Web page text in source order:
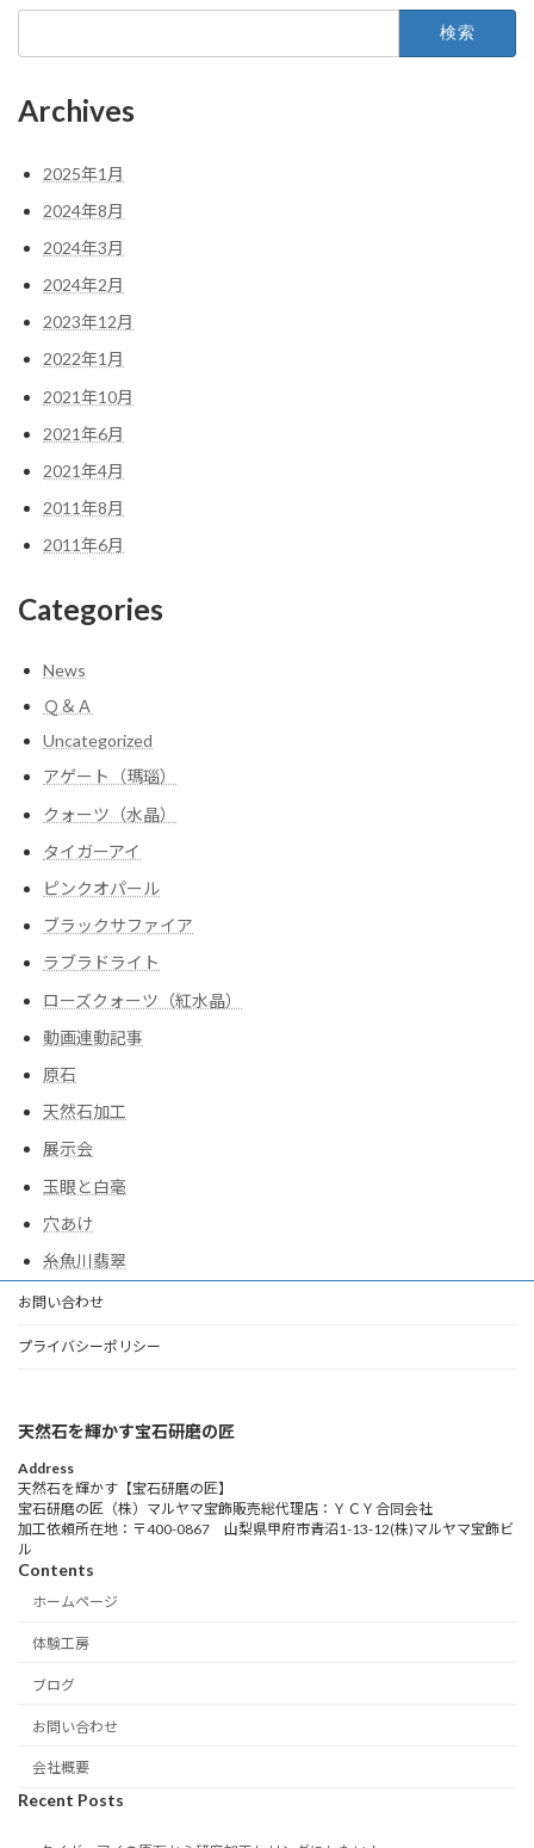
Archives
2025年1月
2024年8月
2024年3月
2024年2月
2023年12月
2022年1月
2021年10月
2021年6月
2021年4月
2011年8月
2011年6月
Categories
News
Ｑ＆Ａ
Uncategorized
アゲート（瑪瑙）
クォーツ（水晶）
タイガーアイ
ピンクオパール
ブラックサファイア
ラブラドライト
ローズクォーツ（紅水晶）
動画連動記事
原石
天然石加工
展示会
玉眼と白毫
穴あけ
糸魚川翡翠
お問い合わせ
プライバシーポリシー
天然石を輝かす宝石研磨の匠
Address
天然石を輝かす【宝石研磨の匠】
宝石研磨の匠（株）マルヤマ宝飾販売総代理店：ＹＣＹ合同会社
加工依頼所在地：〒400-0867 山梨県甲府市青沼1-13-12(株)マルヤマ宝飾ビ
ル
Contents
ホームページ
体験工房
ブログ
お問い合わせ
会社概要
Recent Posts